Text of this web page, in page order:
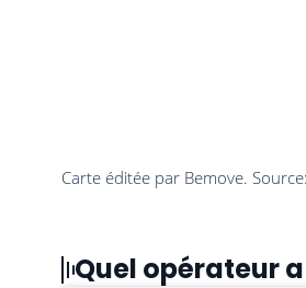
Quel opérateur